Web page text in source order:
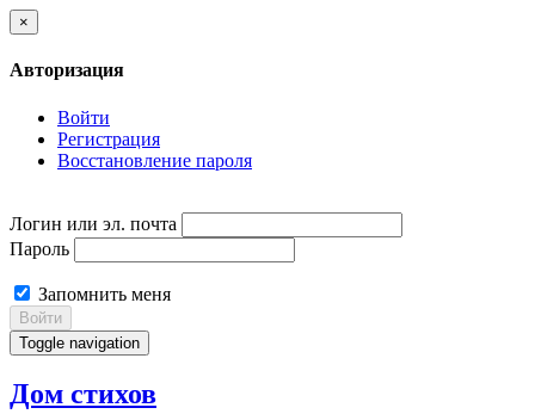
×
Авторизация
Войти
Регистрация
Восстановление пароля
Логин или эл. почта
Пароль
Запомнить меня
Войти
Toggle navigation
Дом стихов